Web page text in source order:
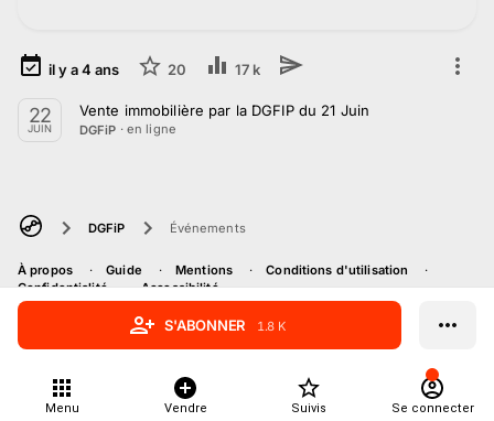
il y a4 ans 20 17 k
22
JUIN
Vente immobilière par la DGFIP du 21 Juin
DGFiP · en ligne
DGFiP Événements
À propos Guide Mentions
Conditions d'utilisation
Confidentialité
Accessibilité
S'ABONNER 1.8 K
Menu Vendre Suivis Se connecter